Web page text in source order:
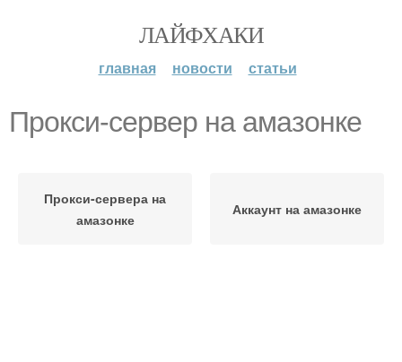
ЛАЙФХАКИ
главная новости статьи
Прокси-сервер на амазонке
Прокси-сервера на
амазонке
Аккаунт на амазонке